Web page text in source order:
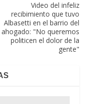
Video del infeliz
recibimiento que tuvo
Albasetti en el barrio del
ahogado: "No queremos
politicen el dolor de la
gente"